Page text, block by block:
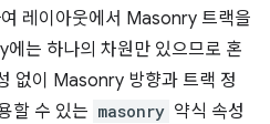
레이아웃에서 Masonry 트랙을
는 하나의 차원만 있으므로 혼
없이 Masonry 방향과 트랙 정
할 수 있는 masonry 약식 속성